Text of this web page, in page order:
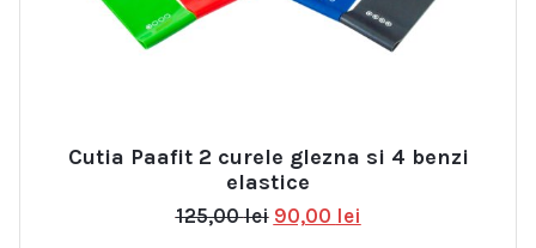
Cutia Paafit 2 curele glezna si 4 benzi
elastice
125,00lei Prețul
90,00 lei